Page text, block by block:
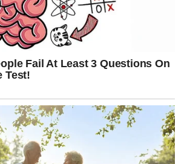
se govori da su među najintuitivnijim i